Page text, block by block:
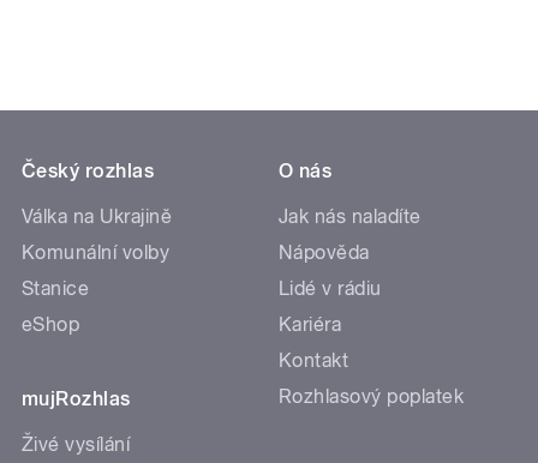
Český rozhlas
Válka na Ukrajině
Komunální volby
Stanice
eShop
mujRozhlas
Živé vysílání
O nás
Jak nás naladíte
Nápověda
Lidé v rádiu
Kariéra
Kontakt
Rozhlasový poplatek